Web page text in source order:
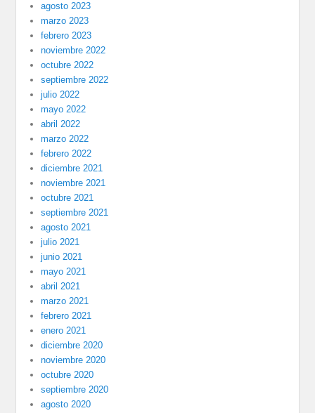
agosto 2023
marzo 2023
febrero 2023
noviembre 2022
octubre 2022
septiembre 2022
julio 2022
mayo 2022
abril 2022
marzo 2022
febrero 2022
diciembre 2021
noviembre 2021
octubre 2021
septiembre 2021
agosto 2021
julio 2021
junio 2021
mayo 2021
abril 2021
marzo 2021
febrero 2021
enero 2021
diciembre 2020
noviembre 2020
octubre 2020
septiembre 2020
agosto 2020